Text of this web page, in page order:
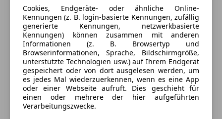
Berganfahrassistent
Einparkhilfe
Einparkhilfe Sensoren hinten
Elektrische Fensterheber
Elektrische Seitenspiegel
Getönte Scheiben
Klimaanlage
Lichtsensor
Lordosenstütze
Navigationssystem
Außenfarbe
Blau
Farbe laut Hersteller
Dynamic Blau
Lackierung
Metallic
Fahrzeugbeschreibung
Neupreis inkl. Extras...€ 31.200,--
Alle Preise sind unverbindlich. Ausstattungen,
Cookies, Endgeräte- oder ähnliche Online-
Kennungen (z. B. login-basierte Kennungen, zufällig
generierte Kennungen, netzwerkbasierte
Kennungen) können zusammen mit anderen
Informationen (z. B. Browsertyp und
Browserinformationen, Sprache, Bildschirmgröße,
unterstützte Technologien usw.) auf Ihrem Endgerät
gespeichert oder von dort ausgelesen werden, um
es jedes Mal wiederzuerkennen, wenn es eine App
oder einer Webseite aufruft. Dies geschieht für
einen oder mehrere der hier aufgeführten
Verarbeitungszwecke.